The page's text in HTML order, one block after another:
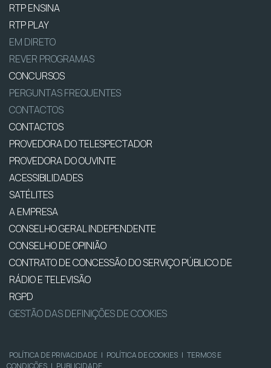
RTP ENSINA
RTP PLAY
EM DIRETO
REVER PROGRAMAS
CONCURSOS
PERGUNTAS FREQUENTES
CONTACTOS
CONTACTOS
PROVEDORA DO TELESPECTADOR
PROVEDORA DO OUVINTE
ACESSIBILIDADES
SATÉLITES
A EMPRESA
CONSELHO GERAL INDEPENDENTE
CONSELHO DE OPINIÃO
CONTRATO DE CONCESSÃO DO SERVIÇO PÚBLICO DE
RÁDIO E TELEVISÃO
RGPD
GESTÃO DAS DEFINIÇÕES DE COOKIES
POLÍTICA DE PRIVACIDADE | POLÍTICA DE COOKIES | TERMOS E
CONDIÇÕES | PUBLICIDADE